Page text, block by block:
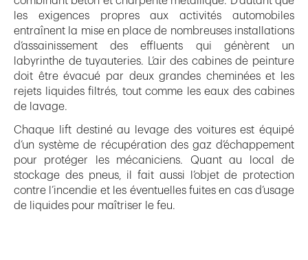
les exigences propres aux activités automobiles
entraînent la mise en place de nombreuses installations
d’assainissement des effluents qui génèrent un
labyrinthe de tuyauteries. L’air des cabines de peinture
doit être évacué par deux grandes cheminées et les
rejets liquides filtrés, tout comme les eaux des cabines
de lavage.
Chaque lift destiné au levage des voitures est équipé
d’un système de récupération des gaz d’échappement
pour protéger les mécaniciens. Quant au local de
stockage des pneus, il fait aussi l’objet de protection
contre l’incendie et les éventuelles fuites en cas d’usage
de liquides pour maîtriser le feu.